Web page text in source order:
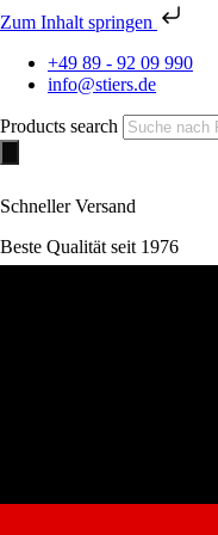
Zum Inhalt springen
+49 89 - 92 09 990
info@stiers.de
Products search
Schneller Versand
Beste Qualität seit 1976